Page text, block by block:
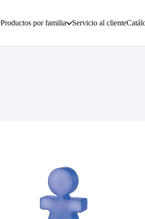
Productos por familia Servicio al cliente